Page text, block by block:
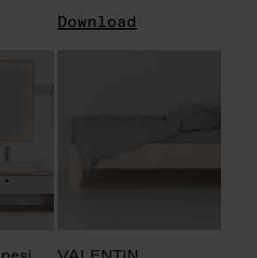
Download